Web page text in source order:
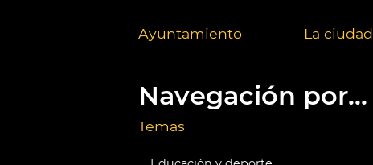
Ayuntamiento La ciudad
Navegación por...
Temas